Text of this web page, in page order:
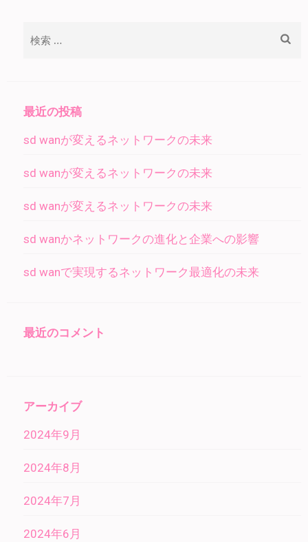
最近の投稿
sd wanが変えるネットワークの未来
sd wanが変えるネットワークの未来
sd wanが変えるネットワークの未来
sd wanかネットワークの進化と企業への影響
sd wanで実現するネットワーク最適化の未来
最近のコメント
アーカイブ
2024年9月
2024年8月
2024年7月
2024年6月